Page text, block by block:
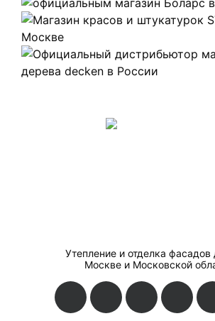
Утепление и отделка фасадов
Москве и Московской